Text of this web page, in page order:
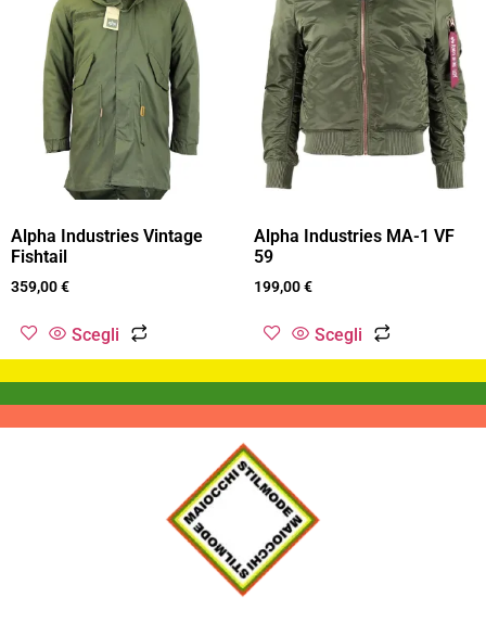
Alpha Industries Vintage
Fishtail
359,00€
Scegli
Alpha Industries MA-1 VF
59
199,00€
Scegli